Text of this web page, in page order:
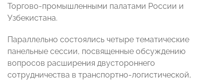
Торгово-промышленными палатами России и
Узбекистана.
Параллельно состоялись четыре тематические
панельные сессии, посвященные обсуждению
вопросов расширения двустороннего
сотрудничества в транспортно-логистической,